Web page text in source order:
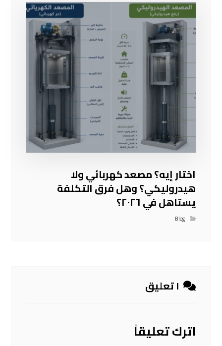
اختار إيه؟ مصعد كهربائي ولا
هيدروليكي؟ وهل فرق التكلفة
يستاهل في ٢٠٢٦؟
Blog
١ تعليق
اترك تعليقاً